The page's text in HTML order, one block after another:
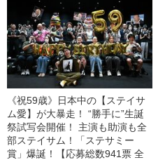
《祝59歳》日本中の【ステイサ
ム愛】が大暴走！ “勝手に”生誕
祭試写会開催！ 主演も助演も全
部ステイサム！「ステサミー
賞」爆誕！【応募総数941票 全